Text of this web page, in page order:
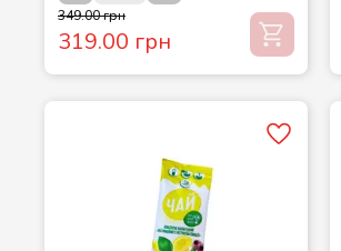
349.00 грн
319.00 грн